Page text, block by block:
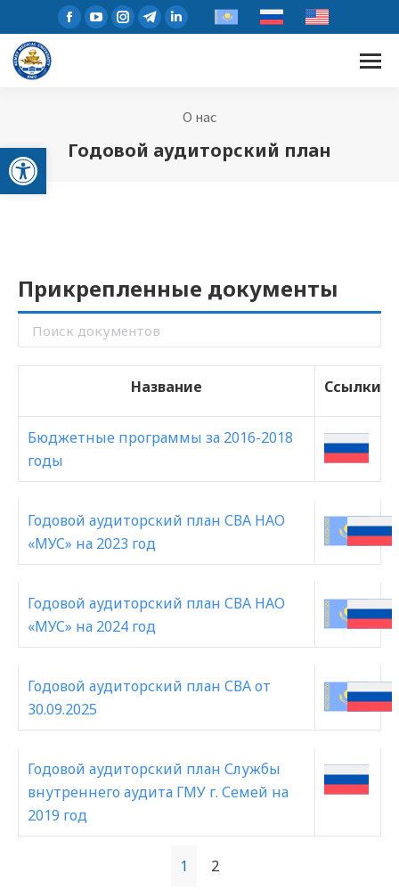
Открыть панель инструментов
О нас
Годовой аудиторский план
Прикрепленные документы
Название Ссылки
Бюджетные программы за 2016-2018
годы
Годовой аудиторский план СВА НАО
«МУС» на 2023 год
Годовой аудиторский план СВА НАО
«МУС» на 2024 год
Годовой аудиторский план СВА от
30.09.2025
Годовой аудиторский план Службы
внутреннего аудита ГМУ г. Семей на
2019 год
1 2